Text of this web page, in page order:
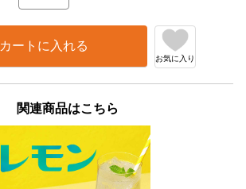
カートに入れる
お気に入り
関連商品はこちら